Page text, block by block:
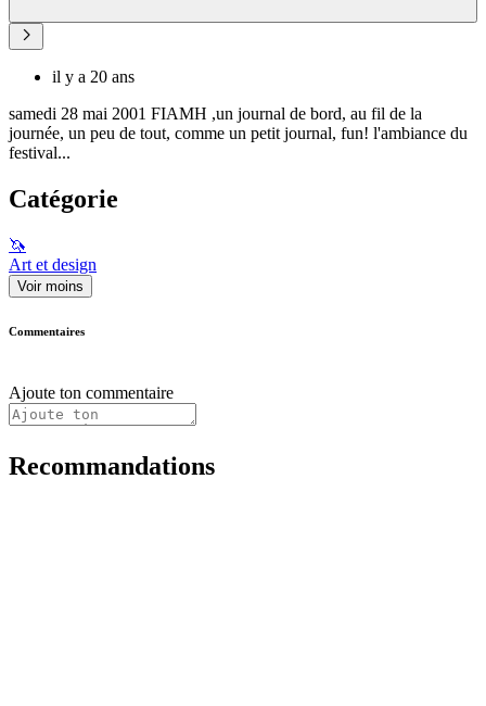
il y a 20 ans
samedi 28 mai 2001 FIAMH ,un journal de bord, au fil de la
journée, un peu de tout, comme un petit journal, fun! l'ambiance du
festival...
Catégorie
🦄
Art et design
Voir moins
Commentaires
Ajoute ton commentaire
Recommandations